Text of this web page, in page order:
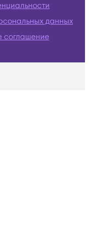
данных
соглашение